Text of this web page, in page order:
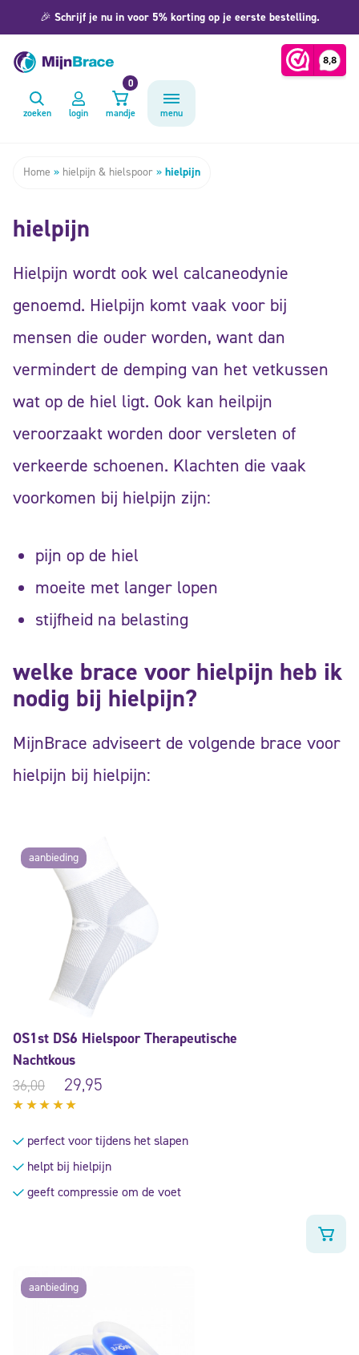
🎉 Schrijf je nu in voor 5% korting op je eerste bestelling.
zoeken login mandje
0
menu
Home » hielpijn & hielspoor » hielpijn
hielpijn
Hielpijn wordt ook wel calcaneodynie
genoemd. Hielpijn komt vaak voor bij
mensen die ouder worden, want dan
vermindert de demping van het vetkussen
wat op de hiel ligt. Ook kan heilpijn
veroorzaakt worden door versleten of
verkeerde schoenen. Klachten die vaak
voorkomen bij hielpijn zijn:
pijn op de hiel
moeite met langer lopen
stijfheid na belasting
welke brace voor hielpijn heb ik
nodig bij hielpijn?
MijnBrace adviseert de volgende brace voor
hielpijn bij hielpijn:
aanbieding
OS1st DS6 Hielspoor Therapeutische
Nachtkous
36,00
29,95
5.00uit
5 perfect voor tijdens het slapen
helpt bij hielpijn
geeft compressie om de voet
aanbieding